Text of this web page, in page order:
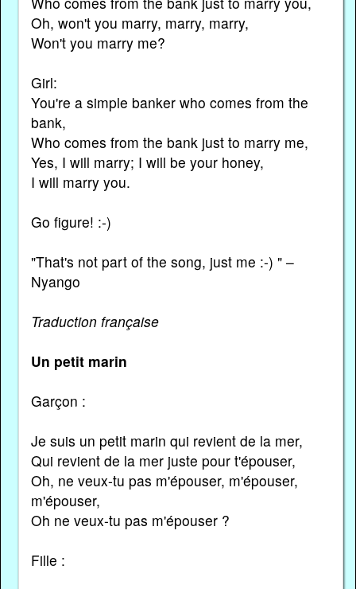
Oh, won't you marry, marry, marry,
Won't you marry me?
Girl:
You're a simple banker who comes from the
bank,
Who comes from the bank just to marry me,
Yes, I will marry; I will be your honey,
I will marry you.
Go figure! :-)
"That's not part of the song, just me :-) " –
Nyango
Traduction française
Un petit marin
Garçon :
Je suis un petit marin qui revient de la mer,
Qui revient de la mer juste pour t'épouser,
Oh, ne veux-tu pas m'épouser, m'épouser,
m'épouser,
Oh ne veux-tu pas m'épouser ?
Fille :